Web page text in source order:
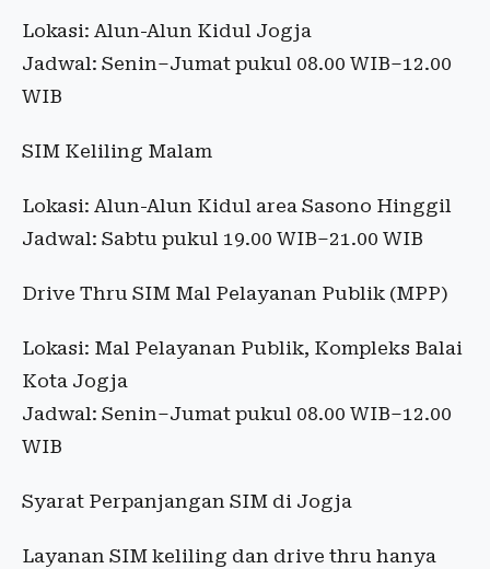
Lokasi: Alun-Alun Kidul Jogja
Jadwal: Senin–Jumat pukul 08.00 WIB–12.00
WIB
SIM Keliling Malam
Lokasi: Alun-Alun Kidul area Sasono Hinggil
Jadwal: Sabtu pukul 19.00 WIB–21.00 WIB
Drive Thru SIM Mal Pelayanan Publik (MPP)
Lokasi: Mal Pelayanan Publik, Kompleks Balai
Kota Jogja
Jadwal: Senin–Jumat pukul 08.00 WIB–12.00
WIB
Syarat Perpanjangan SIM di Jogja
Layanan SIM keliling dan drive thru hanya